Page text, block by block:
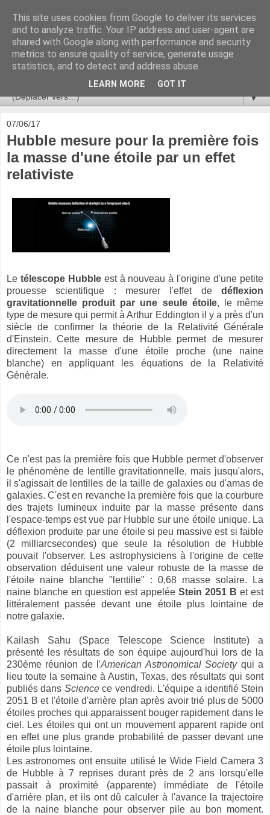
Ça se passe là haut
Astronomie, Astrophysique, Astroparticules, Cosmologie.
L'infini se contemple, indéfiniment. ISSN 2272-5768
▼
07/06/17
Hubble mesure pour la première fois
la masse d'une étoile par un effet
relativiste
Le télescope Hubbleest à nouveau à l'origine d'une petite
prouesse scientifique : mesurer l'effet de déflexion
gravitationnelle produit par une seule étoile, le même
type de mesure qui permit à Arthur Eddington il y a près d'un
siècle de confirmer la théorie de la Relativité Générale
d'Einstein. Cette mesure de Hubble permet de mesurer
directement la masse d'une étoile proche (une naine
blanche) en appliquant les équations de la Relativité
Générale.
Ce n'est pas la première fois que Hubble permet d'observer
le phénomène de lentille gravitationnelle, mais jusqu'alors,
il s'agissait de lentilles de la taille de galaxies ou d'amas de
galaxies. C'est en revanche la première fois que la courbure
des trajets lumineux induite par la masse présente dans
l'espace-temps est vue par Hubble sur une étoile unique. La
déflexion produite par une étoile si peu massive est si faible
(2 milliarcsecondes) que seule la résolution de Hubble
pouvait l'observer. Les astrophysiciens à l'origine de cette
observation déduisent une valeur robuste de la masse de
l'étoile naine blanche "lentille" : 0,68 masse solaire. La
naine blanche en question est appelée Stein 2051 B et est
littéralement passée devant une étoile plus lointaine de
notre galaxie.
Kailash Sahu (Space Telescope Science Institute) a
présenté les résultats de son équipe aujourd'hui lors de la
230ème réunion de l'American Astronomical Societyqui a
lieu toute la semaine à Austin, Texas, des résultats qui sont
publiés dans Sciencece vendredi. L'équipe a identifié Stein
2051 B et l'étoile d'arrière plan après avoir trié plus de 5000
étoiles proches qui apparaissent bouger rapidement dans le
ciel. Les étoiles qui ont un mouvement apparent rapide ont
en effet une plus grande probabilité de passer devant une
étoile plus lointaine.
Les astronomes ont ensuite utilisé le Wide Field Camera 3
de Hubble à 7 reprises durant près de 2 ans lorsqu'elle
passait à proximité (apparente) immédiate de l'étoile
d'arrière plan, et ils ont dû calculer à l'avance la trajectoire
de la naine blanche pour observer pile au bon moment.
This site uses cookies from Google to deliver its services
and to analyze traffic. Your IP address and user-agent are
shared with Google along with performance and security
metrics to ensure quality of service, generate usage
statistics, and to detect and address abuse.
LEARN MORE GOT IT